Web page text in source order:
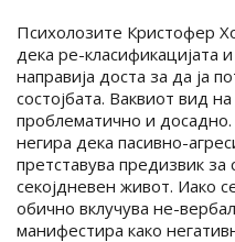
Психолозите Кристофер
дека ре-класификацијата
направија доста за да ја
состојбата. Ваквиот вид
проблематично и
негира дека пасивно-
претставува предизвик
секојдневен живот. Иако
обично вклучува не-
манифестира како